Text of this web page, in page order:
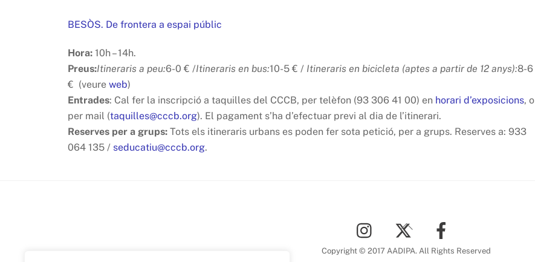
BESÒS. De frontera a espai públic
Hora: 10h – 14h.
Preus:Itineraris a peu:6-0 € /Itineraris en bus:10-5 € / Itineraris en bicicleta (aptes a partir de 12 anys):8-6
€ (veure web)
Entrades: Cal fer la inscripció a taquilles del CCCB, per telèfon (93 306 41 00) en horari d’exposicions, o
per mail (taquilles@cccb.org). El pagament s’ha d’efectuar previ al dia de l’itinerari.
Reserves per a grups: Tots els itineraris urbans es poden fer sota petició, per a grups. Reserves a: 933
064 135 / seducatiu@cccb.org.
To
Top
Copyright © 2017 AADIPA. All Rights Reserved